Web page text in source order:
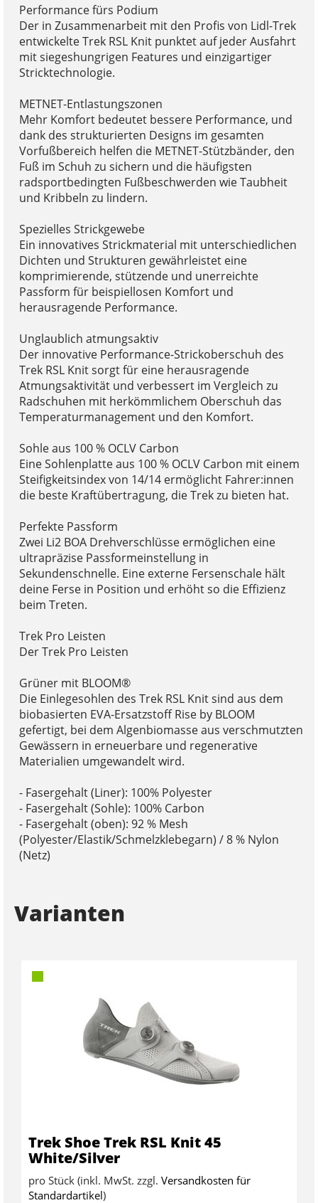
Performance fürs Podium
Der in Zusammenarbeit mit den Profis von Lidl-Trek
entwickelte Trek RSL Knit punktet auf jeder Ausfahrt
mit siegeshungrigen Features und einzigartiger
Stricktechnologie.
METNET-Entlastungszonen
Mehr Komfort bedeutet bessere Performance, und
dank des strukturierten Designs im gesamten
Vorfußbereich helfen die METNET-Stützbänder, den
Fuß im Schuh zu sichern und die häufigsten
radsportbedingten Fußbeschwerden wie Taubheit
und Kribbeln zu lindern.
Spezielles Strickgewebe
Ein innovatives Strickmaterial mit unterschiedlichen
Dichten und Strukturen gewährleistet eine
komprimierende, stützende und unerreichte
Passform für beispiellosen Komfort und
herausragende Performance.
Unglaublich atmungsaktiv
Der innovative Performance-Strickoberschuh des
Trek RSL Knit sorgt für eine herausragende
Atmungsaktivität und verbessert im Vergleich zu
Radschuhen mit herkömmlichem Oberschuh das
Temperaturmanagement und den Komfort.
Sohle aus 100 % OCLV Carbon
Eine Sohlenplatte aus 100 % OCLV Carbon mit einem
Steifigkeitsindex von 14/14 ermöglicht Fahrer:innen
die beste Kraftübertragung, die Trek zu bieten hat.
Perfekte Passform
Zwei Li2 BOA Drehverschlüsse ermöglichen eine
ultrapräzise Passformeinstellung in
Sekundenschnelle. Eine externe Fersenschale hält
deine Ferse in Position und erhöht so die Effizienz
beim Treten.
Trek Pro Leisten
Der Trek Pro Leisten
Grüner mit BLOOM®
Die Einlegesohlen des Trek RSL Knit sind aus dem
biobasierten EVA-Ersatzstoff Rise by BLOOM
gefertigt, bei dem Algenbiomasse aus verschmutzten
Gewässern in erneuerbare und regenerative
Materialien umgewandelt wird.
- Fasergehalt (Liner): 100% Polyester
- Fasergehalt (Sohle): 100% Carbon
- Fasergehalt (oben): 92 % Mesh
(Polyester/Elastik/Schmelzklebegarn) / 8 % Nylon
(Netz)
Varianten
Trek Shoe Trek RSL Knit 45
White/Silver
pro Stück (inkl. MwSt. zzgl. Versandkosten für
Standardartikel)